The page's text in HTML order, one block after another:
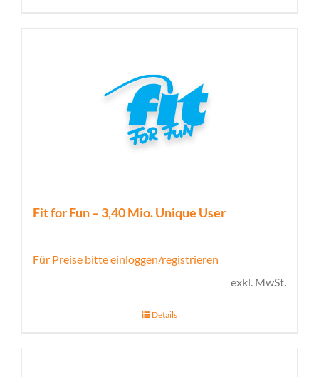
Fit for Fun – 3,40 Mio. Unique User
Für Preise bitte einloggen/registrieren
exkl. MwSt.
Details